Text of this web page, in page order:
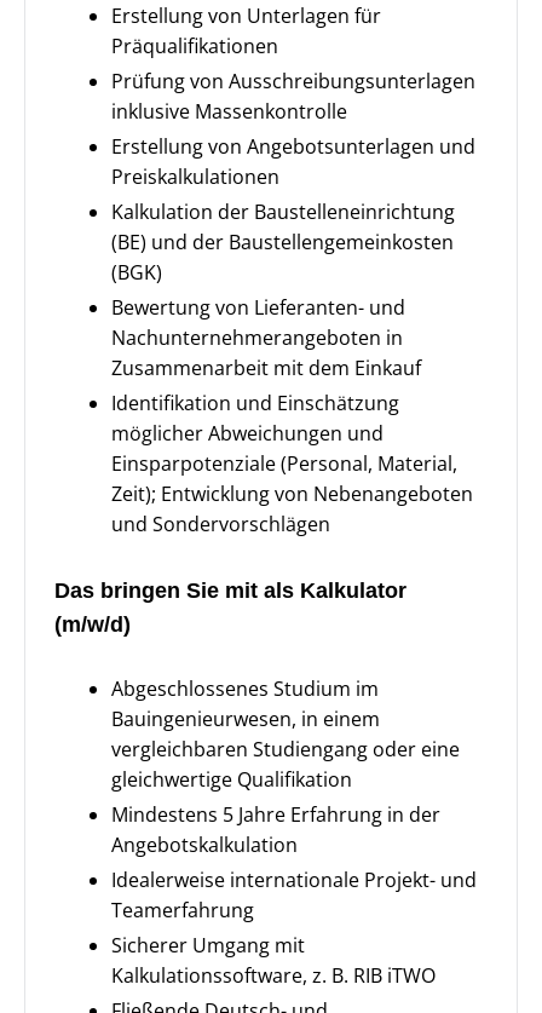
Erstellung von Unterlagen für
Präqualifikationen
Prüfung von Ausschreibungsunterlagen
inklusive Massenkontrolle
Erstellung von Angebotsunterlagen und
Preiskalkulationen
Kalkulation der Baustelleneinrichtung
(BE) und der Baustellengemeinkosten
(BGK)
Bewertung von Lieferanten- und
Nachunternehmerangeboten in
Zusammenarbeit mit dem Einkauf
Identifikation und Einschätzung
möglicher Abweichungen und
Einsparpotenziale (Personal, Material,
Zeit); Entwicklung von Nebenangeboten
und Sondervorschlägen
Das bringen Sie mit als Kalkulator
(m/w/d)
Abgeschlossenes Studium im
Bauingenieurwesen, in einem
vergleichbaren Studiengang oder eine
gleichwertige Qualifikation
Mindestens 5 Jahre Erfahrung in der
Angebotskalkulation
Idealerweise internationale Projekt- und
Teamerfahrung
Sicherer Umgang mit
Kalkulationssoftware, z. B. RIB iTWO